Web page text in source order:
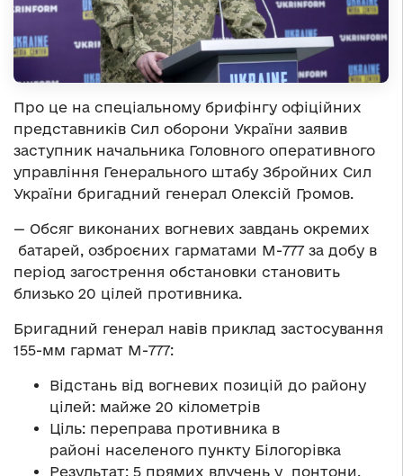
Про це на спеціальному брифінгу офіційних
представників Сил оборони України заявив
заступник начальника Головного оперативного
управління Генерального штабу Збройних Сил
України бригадний генерал Олексій Громов.
— Обсяг виконаних вогневих завдань окремих
батарей, озброєних гарматами М-777 за добу в
період загострення обстановки становить
близько 20 цілей противника.
Бригадний генерал навів приклад застосування
155-мм гармат М-777:
Відстань від вогневих позицій до району
цілей: майже 20 кілометрів
Ціль: переправа противника в
районі населеного пункту Білогорівка
Результат: 5 прямих влучень у понтони,